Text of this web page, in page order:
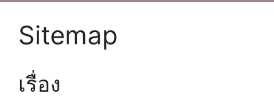
Sitemap
เรื่อง